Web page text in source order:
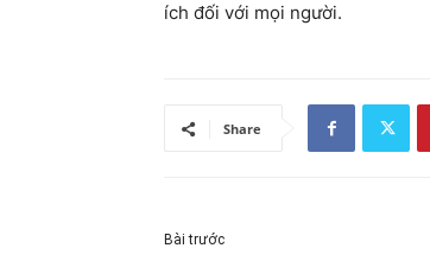
ích đối với mọi người.
Share
Bài trước